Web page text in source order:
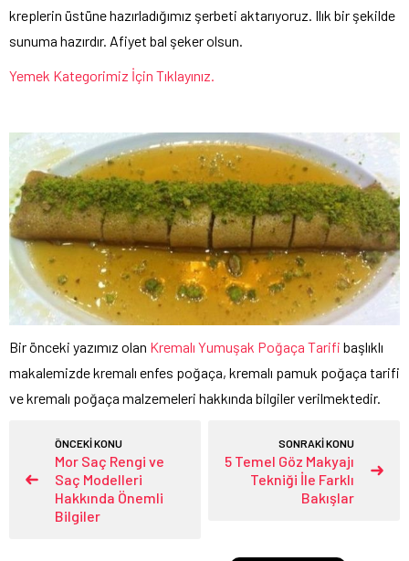
kreplerin üstüne hazırladığımız şerbeti aktarıyoruz. Ilık bir şekilde
sunuma hazırdır. Afiyet bal şeker olsun.
Yemek Kategorimiz İçin Tıklayınız.
Bir önceki yazımız olan Kremalı Yumuşak Poğaça Tarifi başlıklı
makalemizde kremalı enfes poğaça, kremalı pamuk poğaça tarifi
ve kremalı poğaça malzemeleri hakkında bilgiler verilmektedir.
ÖNCEKİ KONU
Mor Saç Rengi ve
Saç Modelleri
Hakkında Önemli
Bilgiler
SONRAKİ KONU
5 Temel Göz Makyajı
Tekniği İle Farklı
Bakışlar